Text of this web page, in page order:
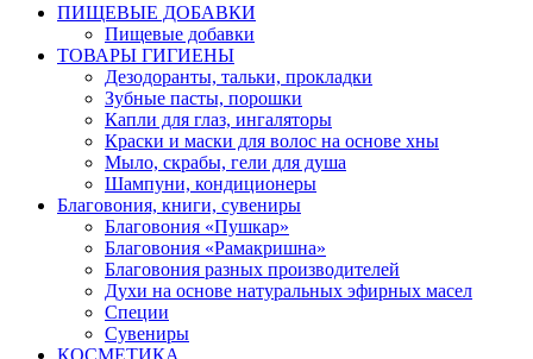
ПИЩЕВЫЕ ДОБАВКИ
Пищевые добавки
ТОВАРЫ ГИГИЕНЫ
Дезодоранты, тальки, прокладки
Зубные пасты, порошки
Капли для глаз, ингаляторы
Краски и маски для волос на основе хны
Мыло, скрабы, гели для душа
Шампуни, кондиционеры
Благовония, книги, сувениры
Благовония «Пушкар»
Благовония «Рамакришна»
Благовония разных производителей
Духи на основе натуральных эфирных масел
Специи
Сувениры
КОСМЕТИКА